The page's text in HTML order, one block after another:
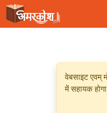
वेबसाइट एवम्
में सहायक